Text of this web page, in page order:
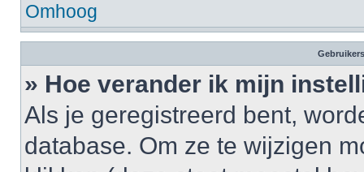
Omhoog
» Hoe verander ik mijn
Als je geregistreerd bent,
database. Om ze te wijzigen